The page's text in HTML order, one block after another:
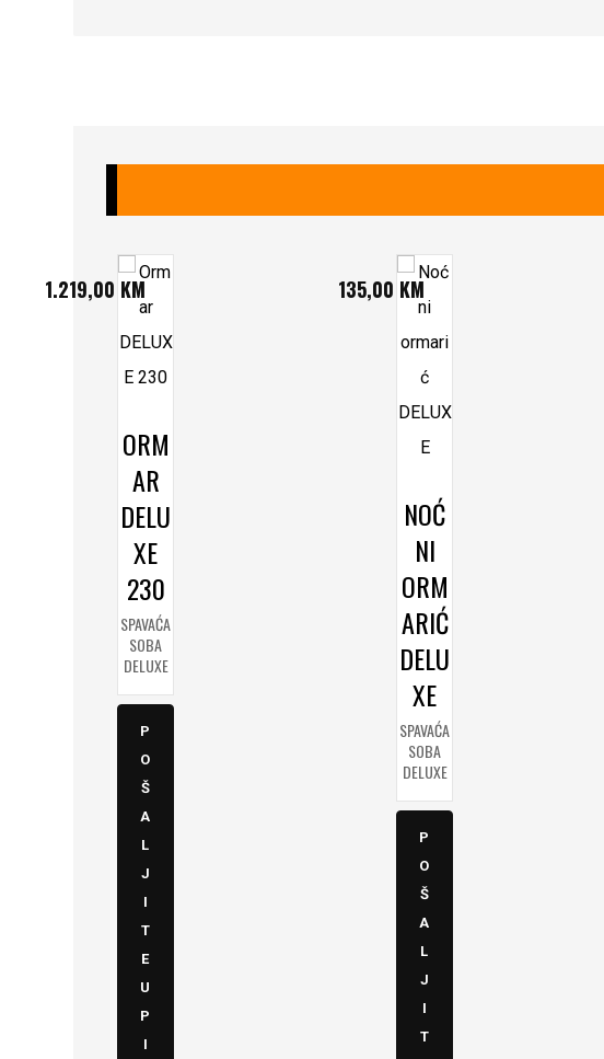
ORM
AR
DELU
XE
230
SPAVAĆA
SOBA
DELUXE
1.219,00 KM
P
O
Š
A
L
J
I
T
E
U
P
I
NOĆ
NI
ORM
ARIĆ
DELU
XE
SPAVAĆA
SOBA
DELUXE
135,00 KM
P
O
Š
A
L
J
I
T